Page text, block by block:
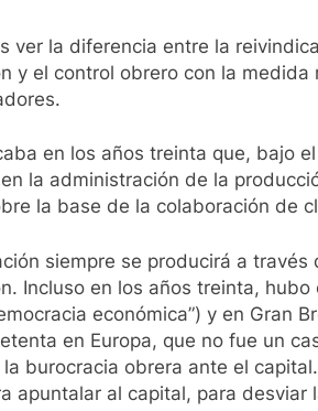
ver la diferencia entre la
y el control obrero con la
en los años treinta que, bajo
la administración de la
la base de la colaboración de
siempre se producirá a
Incluso en los años treinta,
económica”) y en Gran
en Europa, que no fue un
burocracia obrera ante el
apuntalar al capital, para